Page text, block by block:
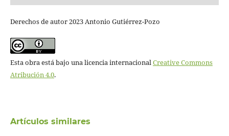
Derechos de autor 2023 Antonio Gutiérrez-Pozo
Esta obra está bajo una licencia internacionalCreative Commons
Atribución 4.0.
Artículos similares